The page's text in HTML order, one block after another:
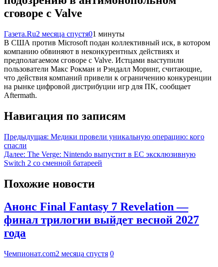
сговоре с Valve
Газета.Ru2 месяца спустя01 минуты
В США против Microsoft подан коллективный иск, в котором
компанию обвиняют в неконкурентных действиях и
предполагаемом сговоре с Valve. Истцами выступили
пользователи Макс Рокман и Рэндалл Моринг, считающие,
что действия компаний привели к ограничению конкуренции
на рынке цифровой дистрибуции игр для ПК, сообщает
Aftermath.
Навигация по записям
Предыдущая: Медики провели уникальную операцию: кого
спасли
Далее: The Verge: Nintendo выпустит в ЕС эксклюзивную
Switch 2 со сменной батареей
Похожие новости
Анонс Final Fantasy 7 Revelation —
финал трилогии выйдет весной 2027
года
Чемпионат.com2 месяца спустя 0